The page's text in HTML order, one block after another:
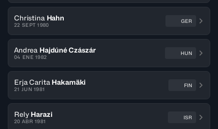
Christina Hahn
22 SEPT 1980
GER
Andrea Hajdúné Czászár
04 ENE 1982
HUN
Erja Carita Hakamäki
21 JUN 1981
FIN
Rely Harazi
20 ABR 1981
ISR